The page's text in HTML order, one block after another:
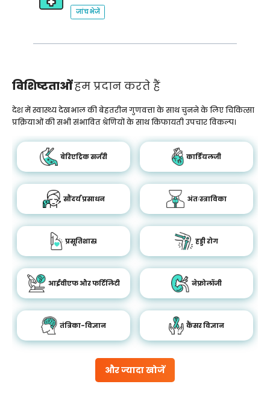
जांच भेजें
विशिष्टताओंहम प्रदान करते हैं
और ज्यादा खोजें
देश में स्वास्थ्य देखभाल की बेहतरीन गुणवत्ता के साथ चुनने के लिए चिकित्सा
प्रक्रियाओं की सभी संभावित श्रेणियों के साथ किफायती उपचार विकल्प।
बेरिएट्रिक सर्जरी कार्डियलजी
सौंदर्य प्रसाधन अंतःस्त्राविका
प्रसूतिशास्र हड्डी रोग
आईवीएफ और फर्टिलिटी नेफ्रोलॉजी
तंत्रिका-विज्ञान कैंसर विज्ञान